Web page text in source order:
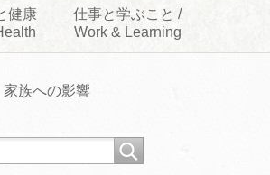
健康
仕事と学ぶこと /
Work & Learning
族への影響